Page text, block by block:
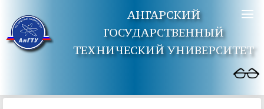
АНГАРСКИЙ
ГОСУДАРСТВЕННЫЙ
ТЕХНИЧЕСКИЙ УНИВЕРСИТЕТ